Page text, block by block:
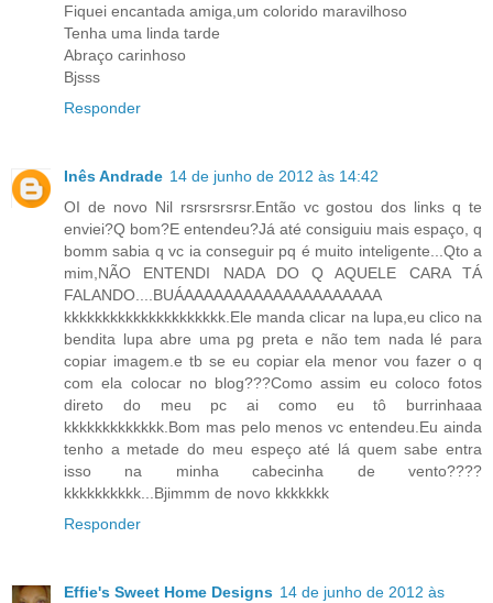
Fiquei encantada amiga,um colorido maravilhoso
Tenha uma linda tarde
Abraço carinhoso
Bjsss
Responder
Inês Andrade 14 de junho de 2012 às 14:42
OI de novo Nil rsrsrsrsrsr.Então vc gostou dos links q te
enviei?Q bom?E entendeu?Já até consiguiu mais espaço, q
bomm sabia q vc ia conseguir pq é muito inteligente...Qto a
mim,NÃO ENTENDI NADA DO Q AQUELE CARA TÁ
FALANDO....BUÁAAAAAAAAAAAAAAAAAAAA
kkkkkkkkkkkkkkkkkkkkk.Ele manda clicar na lupa,eu clico na
bendita lupa abre uma pg preta e não tem nada lé para
copiar imagem.e tb se eu copiar ela menor vou fazer o q
com ela colocar no blog???Como assim eu coloco fotos
direto do meu pc ai como eu tô burrinhaaa
kkkkkkkkkkkkk.Bom mas pelo menos vc entendeu.Eu ainda
tenho a metade do meu espeço até lá quem sabe entra
isso na minha cabecinha de vento????
kkkkkkkkkk...Bjimmm de novo kkkkkkk
Responder
Effie's Sweet Home Designs 14 de junho de 2012 às